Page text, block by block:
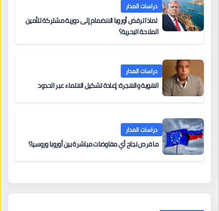
دراسات المدار
لماذا ترفض أوروبا الانضمام إلى دورية مشتركة لتأمين
الملاحة البحرية؟
دراسات المدار
الهوية والهجرة: إعادة تشكيل الانتماء عبر الحدود
دراسات المدار
ما فرص نجاح أي مفاوضات مباشرة بين أوروبا وروسيا؟